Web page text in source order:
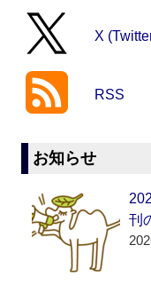
X
RSS
お知らせ
刊